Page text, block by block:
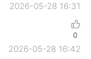
2026-05-28 16:31
2026-05-28 16:42
0